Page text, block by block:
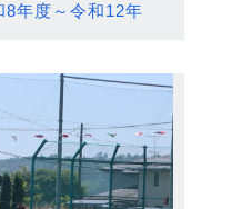
8年度～令和12年